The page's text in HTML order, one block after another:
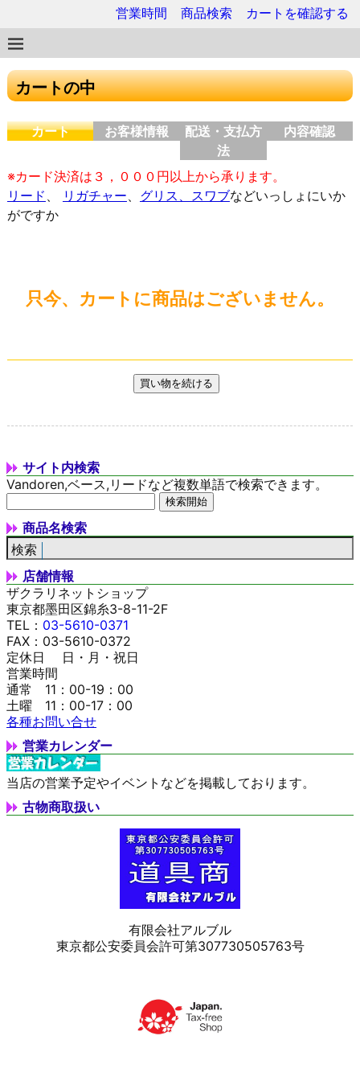
営業時間 商品検索 カートを確認する
カートの中
カート お客様情報
配送・支払方
法
内容確認
※カード決済は３，０００円以上から承ります。
リード 、 リガチャー、 グリス、スワブなどいっしょにいか
がですか
只今、カートに商品はございません。
サイト内検索
Vandoren,ベース,リードなど複数単語で検索できます。
商品名検索
店舗情報
ザクラリネットショップ
東京都墨田区錦糸3-8-11-2F
TEL： 03-5610-0371
FAX：03-5610-0372
定休日 日・月・祝日
営業時間
通常 11：00-19：00
土曜 11：00-17：00
各種お問い合せ
営業カレンダー
当店の営業予定やイベントなどを掲載しております。
古物商取扱い
有限会社アルブル
東京都公安委員会許可第307730505763号